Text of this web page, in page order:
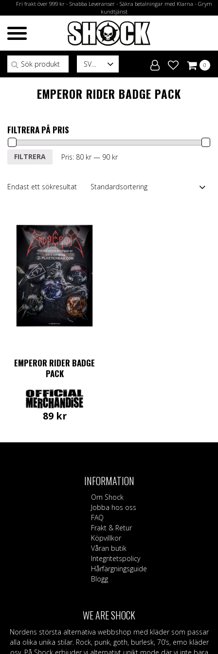
Fri frakt över 999 kr - Snabba Leveranser - Säkra betalningar med Klarna - Grym
kundtjänst
SV
Sök efter:
0
EMPEROR RIDER BADGE PACK
FILTRERA PÅ PRIS
Min
MaxFILTRERA Pris: 80 kr— 90 kr
Endast ett sökresultat
EMPEROR RIDER BADGE
PACK
89 kr
INFORMATION
Om Shock
Jobba hos oss
FAQ
Frakt & Retur
Köpvillkor
Våran butik
Integritetspolicy
Hårfärgningsguide
Blogg
WE ARE SHOCK
Nordens största alternativa webbshop med kläder som passar
alla olika unika stilar. Rock, punk, goth, burlesk, 70’s, emo kläder